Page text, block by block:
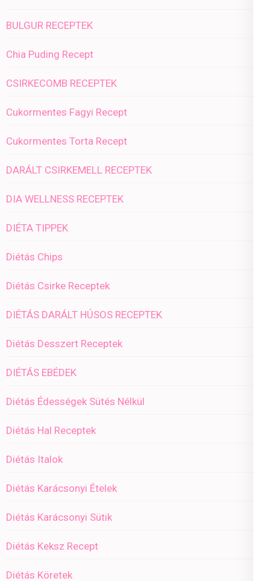
BULGUR RECEPTEK
Chia Puding Recept
CSIRKECOMB RECEPTEK
Cukormentes Fagyi Recept
Cukormentes Torta Recept
DARÁLT CSIRKEMELL RECEPTEK
DIA WELLNESS RECEPTEK
DIÉTA TIPPEK
Diétás Chips
Diétás Csirke Receptek
DIÉTÁS DARÁLT HÚSOS RECEPTEK
Diétás Desszert Receptek
DIÉTÁS EBÉDEK
Diétás Édességek Sütés Nélkül
Diétás Hal Receptek
Diétás Italok
Diétás Karácsonyi Ételek
Diétás Karácsonyi Sütik
Diétás Keksz Recept
Diétás Köretek